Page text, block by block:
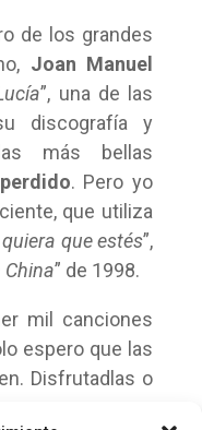
de los grandes
Joan Manuel
”, una de las
discografía y
más bellas
. Pero yo
que utiliza
que estés”,
China” de 1998.
mil canciones
espero que las
Disfrutadlas o